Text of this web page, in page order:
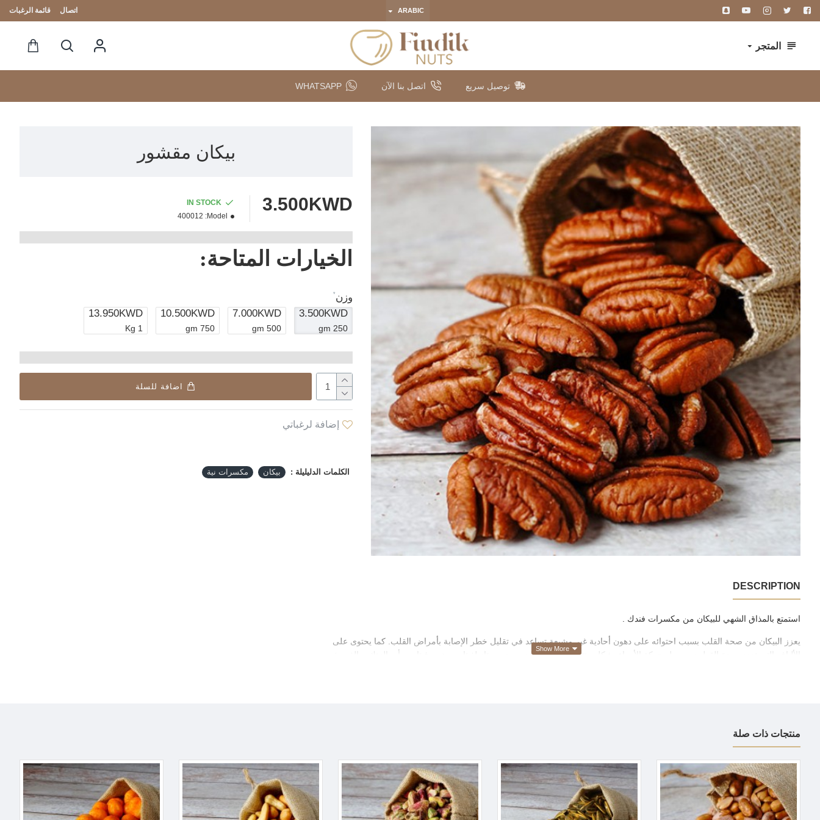
ARABIC اتصال قائمة الرغبات
المتجر
توصيل سريع اتصل بنا الآن WHATSAPP
بيكان مقشور
3.500KWD
IN STOCK
Model:
400012
الخيارات المتاحة:
وزن
3.500KWD
250 gm
7.000KWD
500 gm
10.500KWD
750 gm
13.950KWD
1 Kg
اضافة للسلة
إضافة لرغباتي
الكلمات الدليليلة : بيكان مكسرات نية
DESCRIPTION
استمتع بالمذاق الشهي للبيكان من مكسرات فندك .
يعزز البيكان من صحة القلب بسبب احتوائه على دهون أحادية غير مشبعة تساعد في تقليل خطر الإصابة بأمراض القلب. كما يحتوى على
الألياف التي تعزز صحة القولون ويسهل حركة الأمعاء بشكل منتظم. ويعد البيكان مصدر ممتاز لفيتامين ھ ، وفيتامين أ، والزنك، والفوسفور،
منتجات ذات صلة